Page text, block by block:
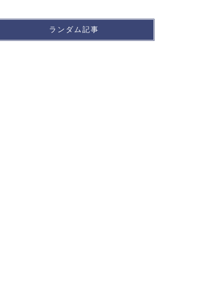
ランダム記事